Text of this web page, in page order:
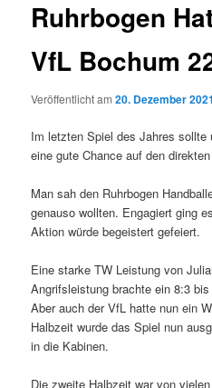
Ruhrbogen
VfL Bochum
Veröffentlicht am20. Dezember 2021
Im letzten Spiel des Jahres sollte
eine gute Chance auf den
Man sah den Ruhrbogen
genauso wollten. Engagiert ging
Aktion würde begeistert gefeiert.
Eine starke TW Leistung von
Angrifsleistung brachte ein 8:3
Aber auch der VfL hatte nun ein
Halbzeit wurde das Spiel nun
in die Kabinen.
Die zweite Halbzeit war von